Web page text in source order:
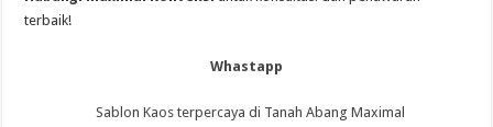
terbaik!
Whastapp
Sablon Kaos terpercaya di Tanah Abang Maximal